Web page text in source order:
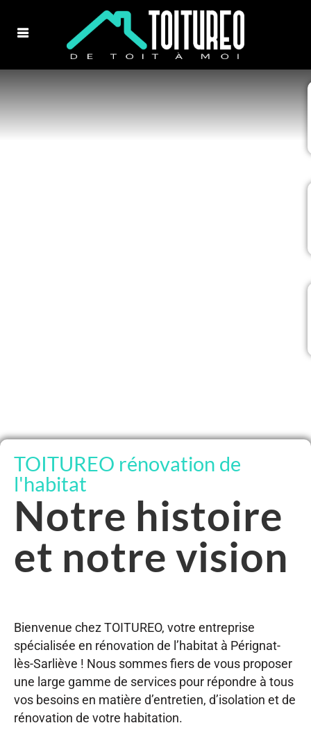
TOITUREO rénovation de
l'habitat
Notre histoire
et notre vision
Bienvenue chez TOITUREO, votre entreprise
spécialisée en rénovation de l’habitat à Pérignat-
lès-Sarliève ! Nous sommes fiers de vous proposer
une large gamme de services pour répondre à tous
vos besoins en matière d’entretien, d’isolation et de
rénovation de votre habitation.